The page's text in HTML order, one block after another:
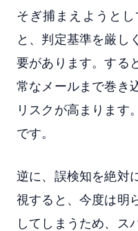
そぎ捕まえようと
と、判定基準を厳し
要があります。する
常なメールまで巻き
リスクが高まります
です。
逆に、誤検知を絶対
視すると、今度は明
してしまうため、ス